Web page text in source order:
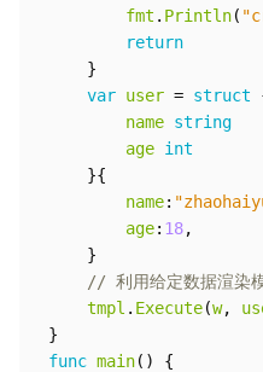
fmt . Println(
return
}
var user = struct
name string
age int
}{
name:
age: 18,
}
// 利用给定数据渲染
tmpl . Execute(w,
}
func main()
{